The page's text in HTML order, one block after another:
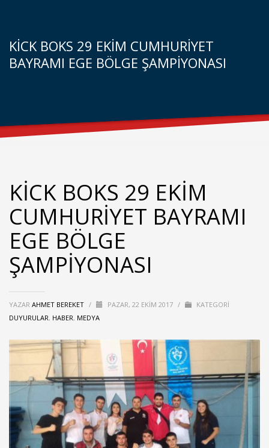
KİCK BOKS 29 EKİM CUMHURİYET
BAYRAMI EGE BÖLGE ŞAMPİYONASI
KİCK BOKS 29 EKİM
CUMHURİYET BAYRAMI
EGE BÖLGE
ŞAMPİYONASI
YAZAR AHMET BEREKET / PAZAR, 22 EKIM 2017 /
KATEGORI
DUYURULAR, HABER, MEDYA